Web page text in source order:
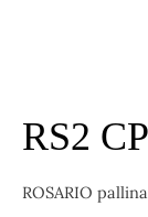
RS2
ROSARIO